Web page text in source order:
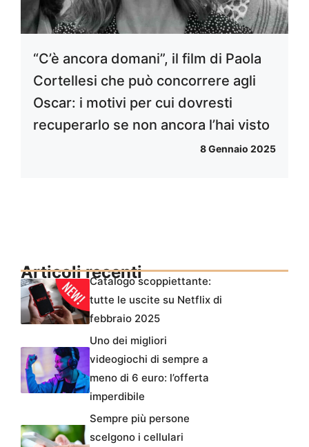
“C’è ancora domani”, il film di Paola
Cortellesi che può concorrere agli
Oscar: i motivi per cui dovresti
recuperarlo se non ancora l’hai visto
8 Gennaio 2025
Articoli recentiCatalogo scoppiettante:
tutte le uscite su Netflix di
febbraio 2025
Uno dei migliori
videogiochi di sempre a
meno di 6 euro: l’offerta
imperdibile
Sempre più persone
scelgono i cellulari